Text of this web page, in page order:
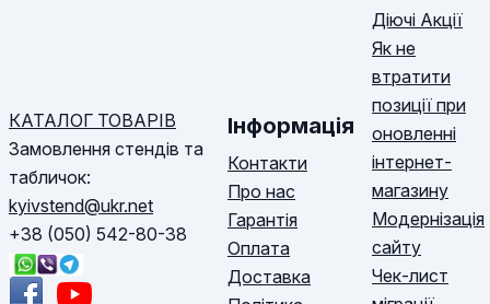
КАТАЛОГ ТОВАРІВ
Замовлення стендів та
табличок:
kyivstend@ukr.net
+38 (050) 542-80-38
Інформація
Контакти
Про нас
Гарантія
Оплата
Доставка
Діючі Акції
Як не
втратити
позиції при
оновленні
інтернет-
магазину
Модернізація
сайту
Чек-лист